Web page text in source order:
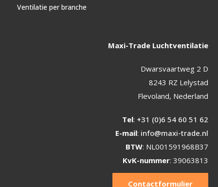
Ventilatie per branche
Maxi-Trade Luchtventilatie
Dwarsvaartweg 2 D
8243 RZ Lelystad
Flevoland, Nederland
Tel: +31 (0)6 54 60 51 62
E-mail: info@maxi-trade.nl
BTW: NL001591968B37
KvK-nummer: 39063813
Contactformulier